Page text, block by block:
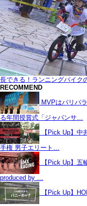
長できる！ランニングバイク
RECOMMEND
MVPはパリパ
る年間授賞式「ジャパンサ…
【Pick Up】
手権 男子エリート…
【Pick Up】
produced by …
【Pick Up】